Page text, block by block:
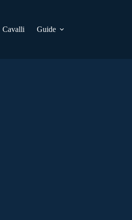
Cavalli Guide